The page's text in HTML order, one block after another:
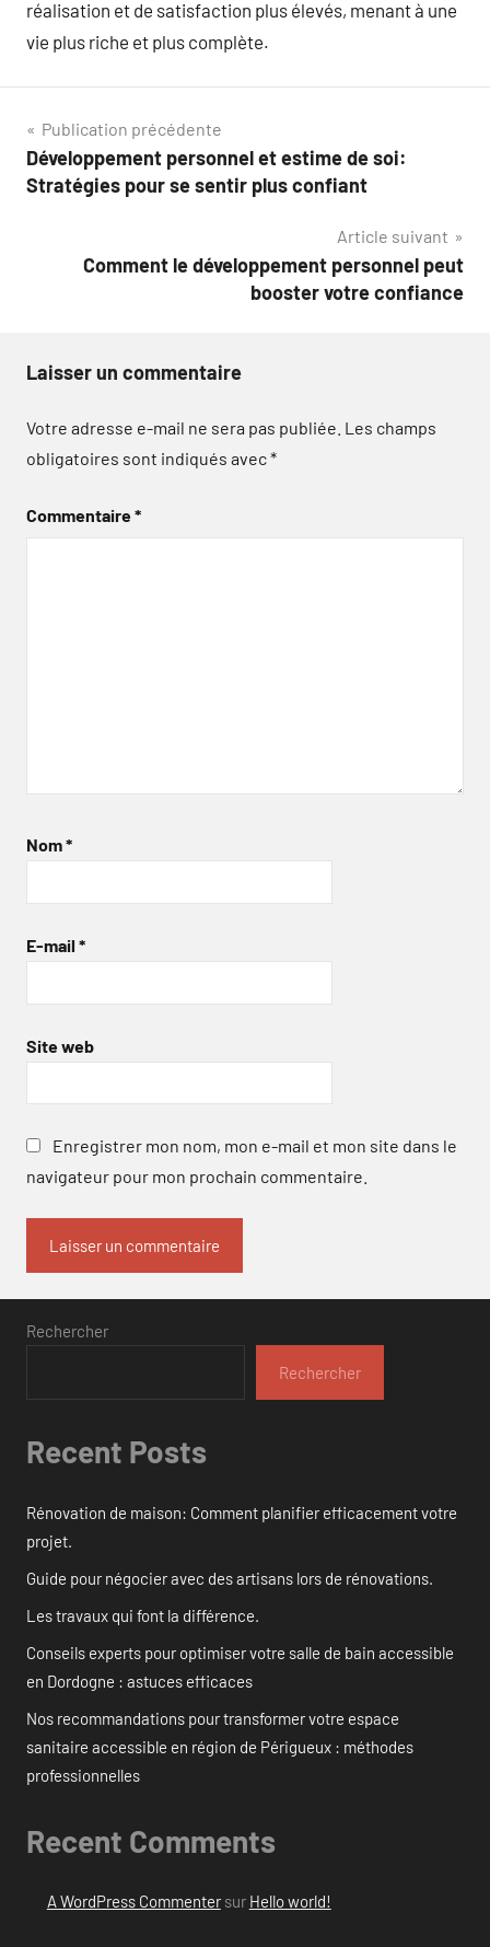
réalisation et de satisfaction plus élevés, menant à une
vie plus riche et plus complète.
Navigation
de
Publication précédente
Développement personnel et estime de soi:
Stratégies pour se sentir plus confiant
Article suivant
Comment le développement personnel peut
booster votre confiance
Laisser un commentaire
Votre adresse e-mail ne sera pas publiée. Les champs
obligatoires sont indiqués avec*
Commentaire*
Nom*
E-mail *
Site web
Enregistrer mon nom, mon e-mail et mon site dans le
navigateur pour mon prochain commentaire.
Rechercher
Rechercher
Recent Posts
Rénovation de maison: Comment planifier efficacement votre
projet.
Guide pour négocier avec des artisans lors de rénovations.
Les travaux qui font la différence.
Conseils experts pour optimiser votre salle de bain accessible
en Dordogne : astuces efficaces
Nos recommandations pour transformer votre espace
sanitaire accessible en région de Périgueux : méthodes
professionnelles
Recent Comments
A WordPress Commentersur Hello world!